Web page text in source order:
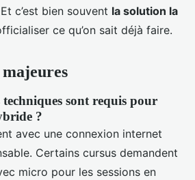
c’est bien souvent la solution la
ce qu’on sait déjà faire.
sont requis pour
?
avec une connexion internet
Certains cursus demandent
micro pour les sessions en